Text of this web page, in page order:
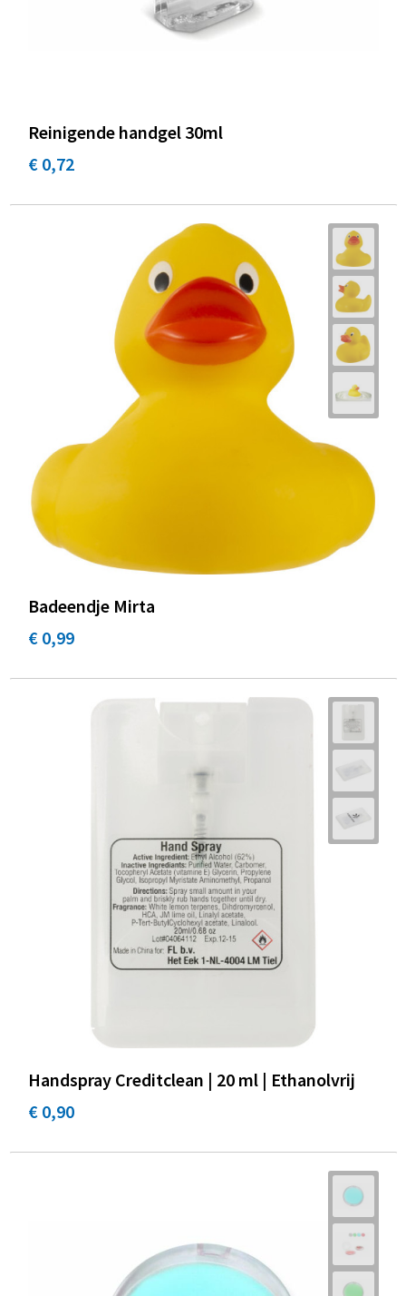
Reinigende handgel 30ml
€ 0,72
Badeendje Mirta
€ 0,99
Handspray Creditclean | 20 ml | Ethanolvrij
€ 0,90